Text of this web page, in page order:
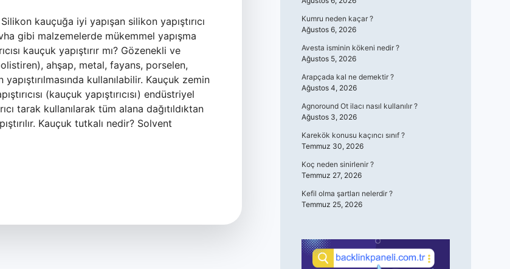
kauçuğa iyi yapışan silikon yapıştırıcı
gibi malzemelerde mükemmel yapışma
kauçuk yapıştırır mı? Gözenekli ve
ahşap, metal, fayans, porselen,
kullanılabilir. Kauçuk zemin
(kauçuk yapıştırıcısı) endüstriyel
tarak kullanılarak tüm alana dağıtıldıktan
Kauçuk tutkalı nedir? Solvent
Kumru neden kaçar ?
Ağustos 6, 2026
Avesta isminin kökeni nedir ?
Ağustos 5, 2026
Arapçada kal ne demektir ?
Ağustos 4, 2026
Agnoround Ot ilacı nasıl kullanılır ?
Ağustos 3, 2026
Karekök konusu kaçıncı sınıf ?
Temmuz 30, 2026
Koç neden sinirlenir ?
Temmuz 27, 2026
Kefil olma şartları nelerdir ?
Temmuz 25, 2026